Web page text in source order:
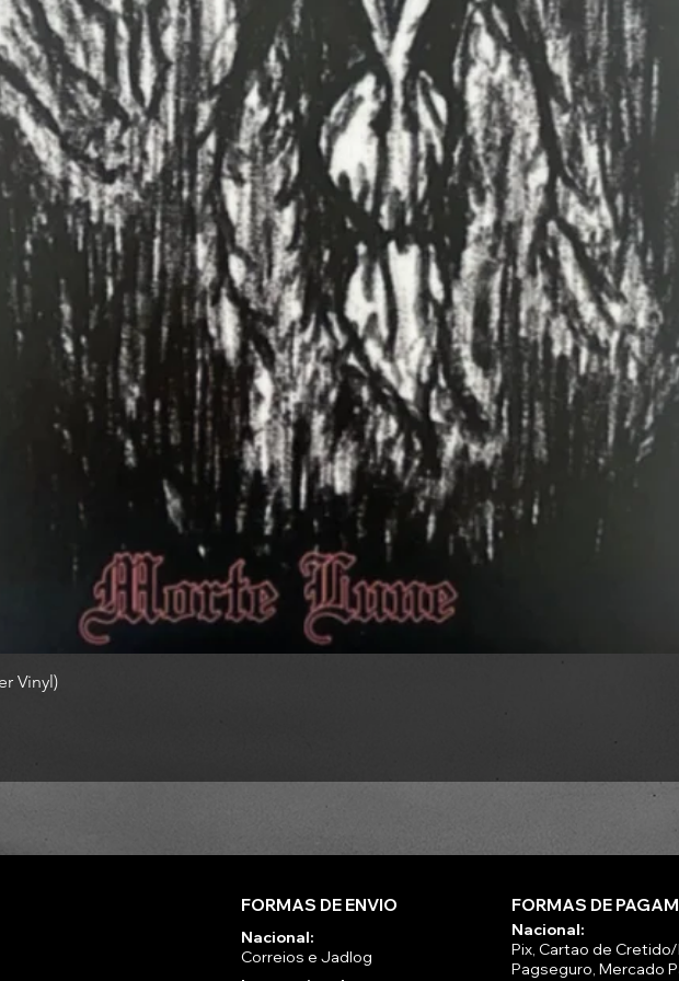
Vinyl)
FORMAS DE ENVIO
Nacional:
Correios e Jadlog
FORMAS DE
Nacional:
Pix, Cartao de
Pagseguro, Mercado